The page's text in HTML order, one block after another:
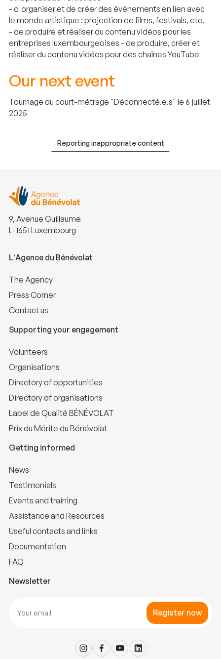
- d'organiser et de créer des événements en lien avec
le monde artistique : projection de films, festivals, etc.
- de produire et réaliser du contenu vidéos pour les
entreprises luxembourgeoises - de produire, créer et
réaliser du contenu vidéos pour des chaînes YouTube
Our next event
Tournage du court-métrage "Déconnecté.e.s" le 6 juillet
2025
Reporting inappropriate content
9, Avenue Guillaume
L-1651 Luxembourg
L'Agence du Bénévolat
The Agency
Press Corner
Contact us
Supporting your engagement
Volunteers
Organisations
Directory of opportunities
Directory of organisations
Label de Qualité BÉNÉVOLAT
Prix du Mérite du Bénévolat
Getting informed
News
Testimonials
Events and training
Assistance and Resources
Useful contacts and links
Documentation
FAQ
Newsletter
Register now